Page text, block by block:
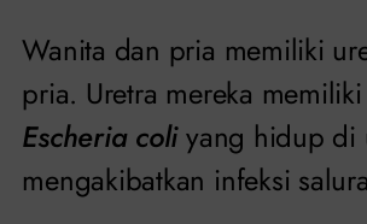
Wanita dan pria memiliki
pria. Uretra mereka
Escheria coliyang hidup di
mengakibatkan infeksi